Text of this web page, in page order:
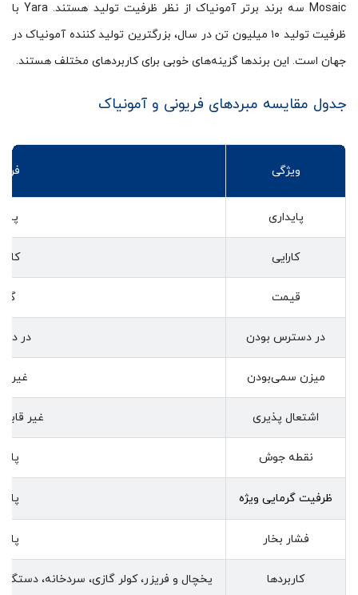
Mosaic سه برند برتر آمونیاک از نظر ظرفیت تولید هستند. Yara با
ظرفیت تولید ۱۰ میلیون تن در سال، بزرگترین تولید کننده آمونیاک در
جهان است. این برندها گزینه‌های خوبی برای کاربردهای مختلف هستند.
جدول مقایسه مبردهای فریونی و آمونیاک
ویژگی
پایداری
کارایی
قیمت
در دسترس بودن در
میزن سمی‌بودن غیر
اشتعال پذیری غیر
نقطه جوش
ظرفیت گرمایی ویژه
فشار بخار
کاربردها یخچال و فریزر، کولر گازی، سردخانه،